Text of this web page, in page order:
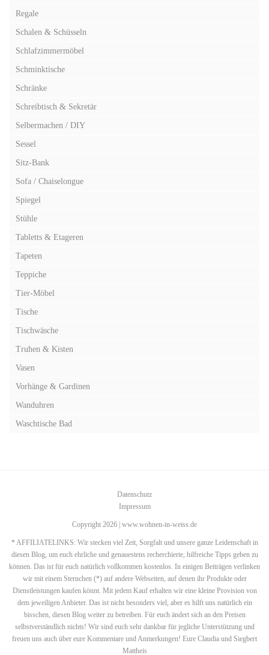
Regale
Schalen & Schüsseln
Schlafzimmermöbel
Schminktische
Schränke
Schreibtisch & Sekretär
Selbermachen / DIY
Sessel
Sitz-Bank
Sofa / Chaiselongue
Spiegel
Stühle
Tabletts & Etageren
Tapeten
Teppiche
Tier-Möbel
Tische
Tischwäsche
Truhen & Kisten
Vasen
Vorhänge & Gardinen
Wanduhren
Waschtische Bad
Datenschutz
Impressum
Copyright 2026 | www.wohnen-in-weiss.de
* AFFILIATELINKS: Wir stecken viel Zeit, Sorgfalt und unsere ganze Leidenschaft in
diesen Blog, um euch ehrliche und genauestens recherchierte, hilfreiche Tipps geben zu
können. Das ist für euch natürlich vollkommen kostenlos. In einigen Beiträgen verlinken
wir mit einem Sternchen (*) auf andere Webseiten, auf denen ihr Produkte oder
Dienstleistungen kaufen könnt. Mit jedem Kauf erhalten wir eine kleine Provision von
dem jeweiligen Anbieter. Das ist nicht besonders viel, aber es hilft uns natürlich ein
bisschen, diesen Blog weiter zu betreiben. Für euch ändert sich an den Preisen
selbstverständlich nichts! Wir sind euch sehr dankbar für jegliche Unterstützung und
freuen uns auch über eure Kommentare und Anmerkungen! Eure Claudia und Siegbert
Mattheis